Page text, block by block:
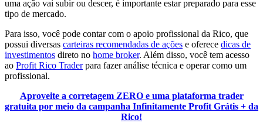
uma ação vai subir ou descer, é importante estar preparado para esse
tipo de mercado.
Para isso, você pode contar com o apoio profissional da Rico, que
possui diversas carteiras recomendadas de ações e oferece dicas de
investimentos direto no home broker. Além disso, você tem acesso
ao Profit Rico Traderpara fazer análise técnica e operar como um
profissional.
Aproveite a corretagem ZERO e uma plataforma trader
gratuita por meio da campanha Infinitamente Profit Grátis + da
Rico!